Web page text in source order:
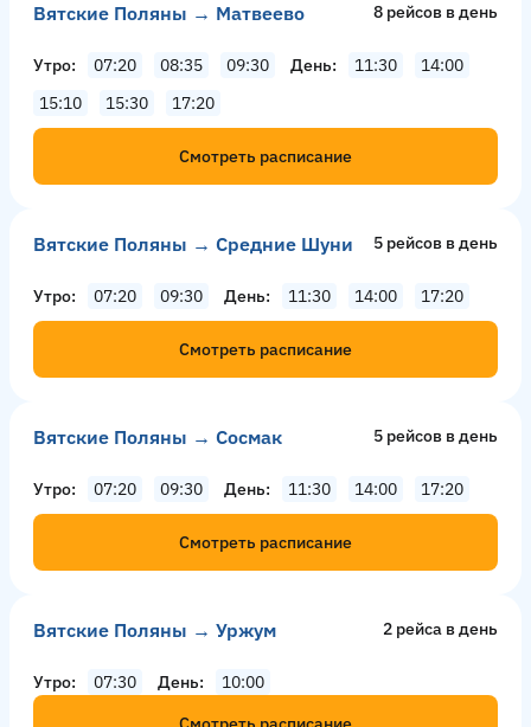
Вятские Поляны → Матвеево 8 рейсов в день
Утро 07:20 08:35 09:30 День 11:30
14:00
15:10
15:30 17:20
Смотреть расписание
Вятские Поляны → Средние Шуни 5 рейсов в день
Утро 07:20 09:30 День 11:30 14:00 17:20
Смотреть расписание
Вятские Поляны → Сосмак 5 рейсов в день
Утро 07:20 09:30 День 11:30 14:00 17:20
Смотреть расписание
Вятские Поляны → Уржум 2 рейсa в день
Утро 07:30 День
10:00